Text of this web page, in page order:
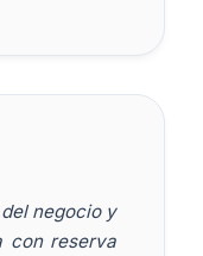
negocio y
con reserva